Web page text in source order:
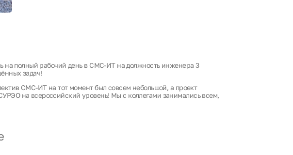
на полный рабочий день в СМС-ИТ на должность инженера 3
задач!
СМС-ИТ на тот момент был совсем небольшой, а проект
на всероссийский уровень! Мы с коллегами занимались всем,